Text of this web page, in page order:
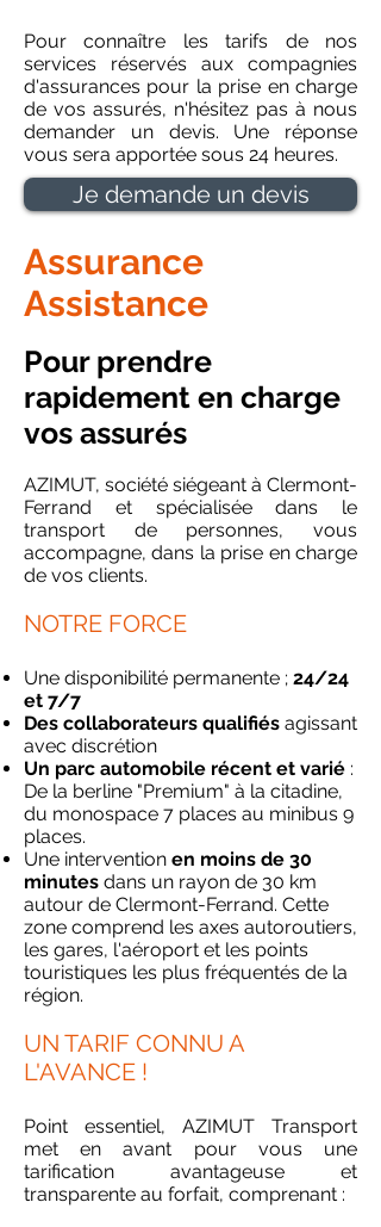
Pour connaître les tarifs de nos
services réservés aux compagnies
d'assurances pour la prise en charge
de vos assurés, n'hésitez pas à nous
demander un devis. Une réponse
vous sera apportée sous 24 heures.
Je demande un devis
Assurance
Assistance
Pour prendre
rapidement en charge
vos assurés
AZIMUT, société siégeant à Clermont-
Ferrand et spécialisée dans le
transport de personnes, vous
accompagne, dans la prise en charge
de vos clients.
NOTRE FORCE
Une disponibilité permanente ; 24/24
et 7/7
Des collaborateurs qualifiés agissant
avec discrétion
Un parc automobile récent et varié :
De la berline "Premium" à la citadine,
du monospace 7 places au minibus 9
places.
Une intervention en moins de 30
minutes dans un rayon de 30 km
autour de Clermont-Ferrand. Cette
zone comprend les axes autoroutiers,
les gares, l'aéroport et les points
touristiques les plus fréquentés de la
région.
UN TARIF CONNU A
L'AVANCE !
Point essentiel, AZIMUT Transport
met en avant pour vous une
tarification avantageuse et
transparente au forfait, comprenant :